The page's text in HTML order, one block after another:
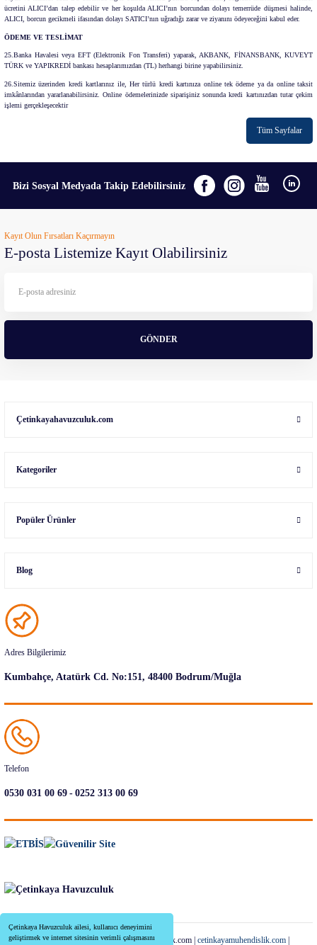
Çetinkaya Havuzculuk ailesi, kullanıcı deneyimini
geliştirmek ve internet sitesinin verimli çalışmasını
ücretini ALICI’dan talep edebilir ve her koşulda ALICI’nın borcundan dolayı temerrüde düşmesi halinde,
ALICI, borcun gecikmeli ifasından dolayı SATICI’nın uğradığı zarar ve ziyanını ödeyeceğini kabul eder.
ÖDEME VE TESLİMAT
25.Banka Havalesi veya EFT (Elektronik Fon Transferi) yaparak, AKBANK, FİNANSBANK, KUVEYT
TÜRK ve YAPIKREDİ bankası hesaplarımızdan (TL) herhangi birine yapabilirsiniz.
26.Sitemiz üzerinden kredi kartlarınız ile, Her türlü kredi kartınıza online tek ödeme ya da online taksit
imkânlarından yararlanabilirsiniz. Online ödemelerinizde siparişiniz sonunda kredi kartınızdan tutar çekim
işlemi gerçekleşecektir
Tüm Sayfalar
Bizi Sosyal Medyada Takip Edebilirsiniz
Kayıt Olun Fırsatları Kaçırmayın
E-posta Listemize Kayıt Olabilirsiniz
GÖNDER
Çetinkayahavuzculuk.com
Kategoriler
Popüler Ürünler
Blog
Adres Bilgilerimiz
Kumbahçe, Atatürk Cd. No:151, 48400 Bodrum/Muğla
Telefon
0530 031 00 69-0252 313 00 69
Copyright 2022-2026 | cetinkayahavuzculuk.com | cetinkayamuhendislik.com |